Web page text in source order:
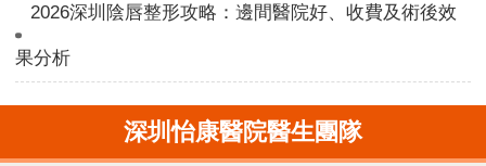
2026深圳陰唇整形攻略：邊間醫院好、收費及術後效
果分析
深圳怡康醫院醫生團隊